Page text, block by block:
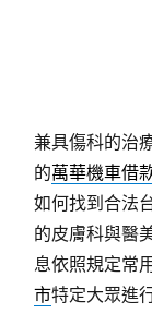
兼具傷科的治
的萬華機車借
如何找到合法
的皮膚科與醫
息依照規定常用
市特定大眾進